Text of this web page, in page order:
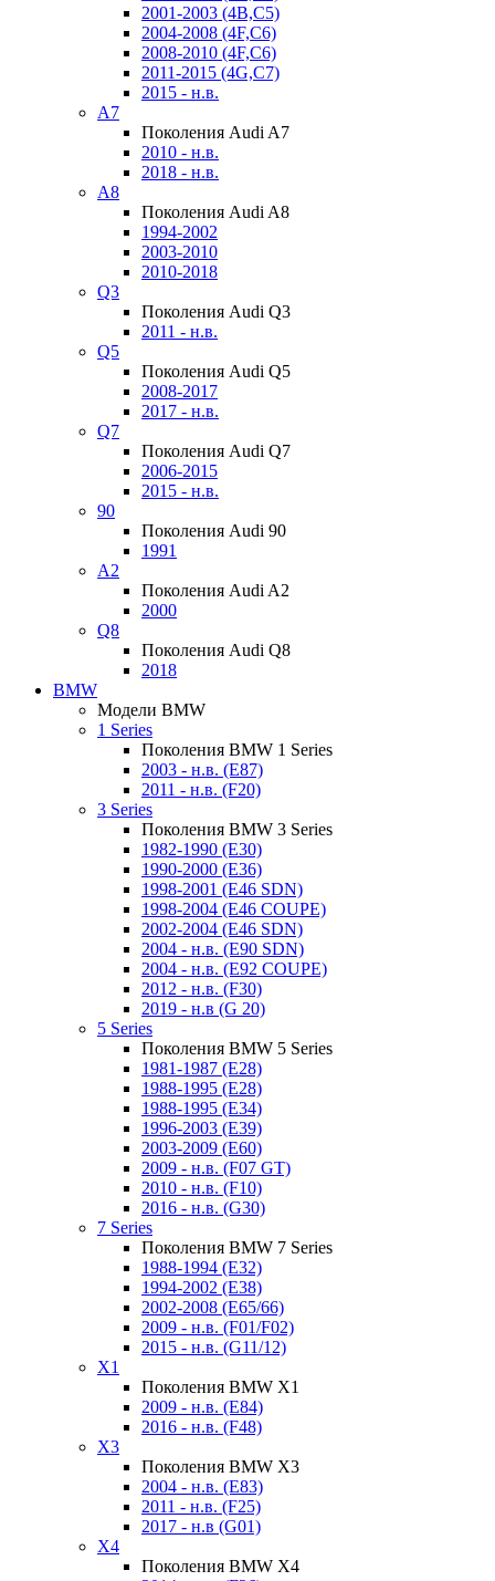
2001-2003 (4B,C5)
2004-2008 (4F,C6)
2008-2010 (4F,C6)
2011-2015 (4G,C7)
2015 - н.в.
A7
Поколения Audi A7
2010 - н.в.
2018 - н.в.
A8
Поколения Audi A8
1994-2002
2003-2010
2010-2018
Q3
Поколения Audi Q3
2011 - н.в.
Q5
Поколения Audi Q5
2008-2017
2017 - н.в.
Q7
Поколения Audi Q7
2006-2015
2015 - н.в.
90
Поколения Audi 90
1991
A2
Поколения Audi A2
2000
Q8
Поколения Audi Q8
2018
BMW
Модели BMW
1 Series
Поколения BMW 1 Series
2003 - н.в. (E87)
2011 - н.в. (F20)
3 Series
Поколения BMW 3 Series
1982-1990 (E30)
1990-2000 (E36)
1998-2001 (E46 SDN)
1998-2004 (E46 COUPE)
2002-2004 (E46 SDN)
2004 - н.в. (E90 SDN)
2004 - н.в. (E92 COUPE)
2012 - н.в. (F30)
2019 - н.в (G 20)
5 Series
Поколения BMW 5 Series
1981-1987 (E28)
1988-1995 (E28)
1988-1995 (E34)
1996-2003 (E39)
2003-2009 (E60)
2009 - н.в. (F07 GT)
2010 - н.в. (F10)
2016 - н.в. (G30)
7 Series
Поколения BMW 7 Series
1988-1994 (E32)
1994-2002 (E38)
2002-2008 (E65/66)
2009 - н.в. (F01/F02)
2015 - н.в. (G11/12)
X1
Поколения BMW X1
2009 - н.в. (E84)
2016 - н.в. (F48)
X3
Поколения BMW X3
2004 - н.в. (E83)
2011 - н.в. (F25)
2017 - н.в (G01)
X4
Поколения BMW X4